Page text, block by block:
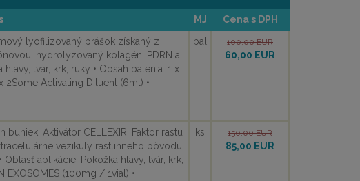
MJ
Cena s DPH
lyofilizovaný prášok získaný z
hydrolyzovaný kolagén, PDRN a
tvár, krk, ruky • Obsah balenia: 1 x
2Some Activating Diluent (6ml) •
bal 100,00 EUR
60,00 EUR
Aktivátor CELLEXIR, Faktor rastu
vezikuly rastlinného pôvodu
aplikácie: Pokožka hlavy, tvár, krk,
EXOSOMES (100mg / 1vial) •
ks 150,00 EUR
85,00 EUR